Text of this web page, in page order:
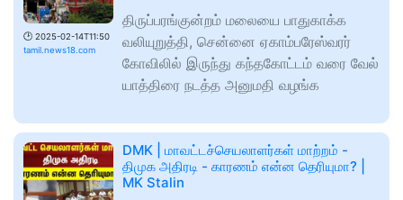
🕑 2025-02-14T11:50
tamil.news18.com
திருப்பரங்குன்றம் மலையை பாதுகாக்க
வலியுறுத்தி, சென்னை ஏகாம்பரேஸ்வரர்
கோவிலில் இருந்து கந்தகோட்டம் வரை வேல்
யாத்திரை நடத்த அனுமதி வழங்க
DMK | மாவட்டச்செயலாளர்கள் மாற்றம் -
திமுக அதிரடி - காரணம் என்ன தெரியுமா? |
MK Stalin